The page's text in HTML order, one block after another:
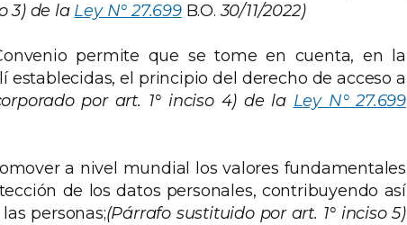
3) de la Ley N° 27.699B.O.30/11/2022)
permite que se tome en cuenta, en la
el principio del derecho de acceso a
por art. 1° inciso 4) de la Ley N° 27.699
a nivel mundial los valores fundamentales
de los datos personales, contribuyendo así
personas;(Párrafo sustituido por art. 1° inciso 5)